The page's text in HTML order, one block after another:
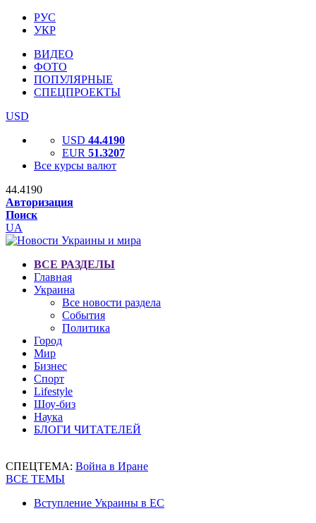
РУС
УКР
ВИДЕО
ФОТО
ПОПУЛЯРНЫЕ
СПЕЦПРОЕКТЫ
USD
USD 44.4190
EUR 51.3207
Все курсы валют
44.4190
Авторизация
Поиск
UA
ВСЕ РАЗДЕЛЫ
Главная
Украина
Все новости раздела
События
Политика
Город
Мир
Бизнес
Спорт
Lifestyle
Шоу-биз
Наука
БЛОГИ ЧИТАТЕЛЕЙ
СПЕЦТЕМА: Война в Иране
ВСЕ ТЕМЫ
Вступление Украины в ЕС